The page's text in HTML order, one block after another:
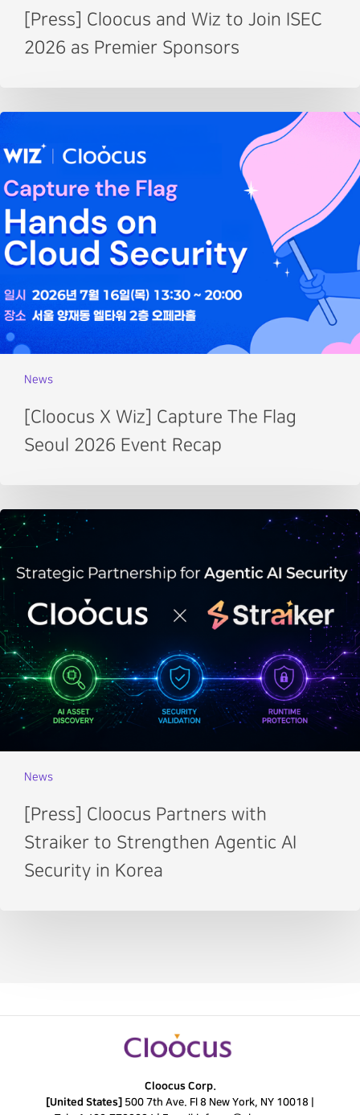
[Press] Cloocus and Wiz to Join ISEC
2026 as Premier Sponsors
News
[Cloocus X Wiz] Capture The Flag
Seoul 2026 Event Recap
News
[Press] Cloocus Partners with
Straiker to Strengthen Agentic AI
Security in Korea
Cloocus Corp.
[United States] 500 7th Ave. Fl 8 New York, NY 10018 |